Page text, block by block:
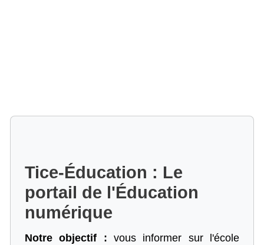
Tice-Éducation : Le
portail de l'Éducation
numérique
Notre objectif : vous informer sur l'école